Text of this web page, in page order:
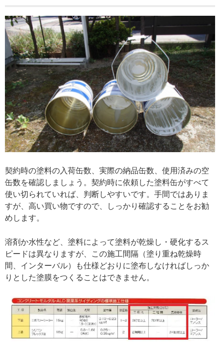
契約時の塗料の入荷缶数、実際の納品缶数、使用済みの空
缶数を確認しましょう。契約時に依頼した塗料缶がすべて
使い切られていれば、判断しやすいです。手間ではありま
すが、高い買い物ですので、しっかり確認することをお勧
めします。
溶剤か水性など、塗料によって塗料が乾燥し・硬化するス
ピードは異なりますが、この施工間隔（塗り重ね乾燥時
間、インターバル）も仕様どおりに塗布しなければしっか
りとした塗膜をつくることはできません。